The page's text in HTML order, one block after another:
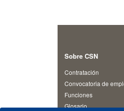
Sobre CSN
Contratación
Convocatoria de
Funciones
Glosario